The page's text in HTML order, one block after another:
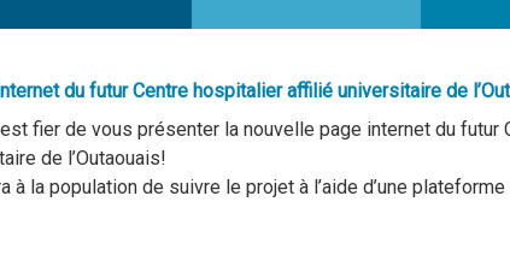
du futur Centre hospitalier affilié universitaire de
fier de vous présenter la nouvelle page internet du futur
de l’Outaouais!
à la population de suivre le projet à l’aide d’une